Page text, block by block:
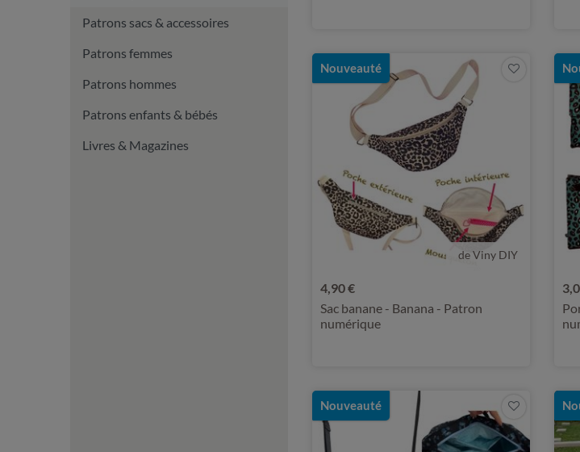
Patrons sacs & accessoires
Patrons femmes
Patrons hommes
Patrons enfants & bébés
Livres & Magazines
Nouveauté
de Viny DIY
4,90 €
Sac banane - Banana - Patron
numérique
Nouveauté